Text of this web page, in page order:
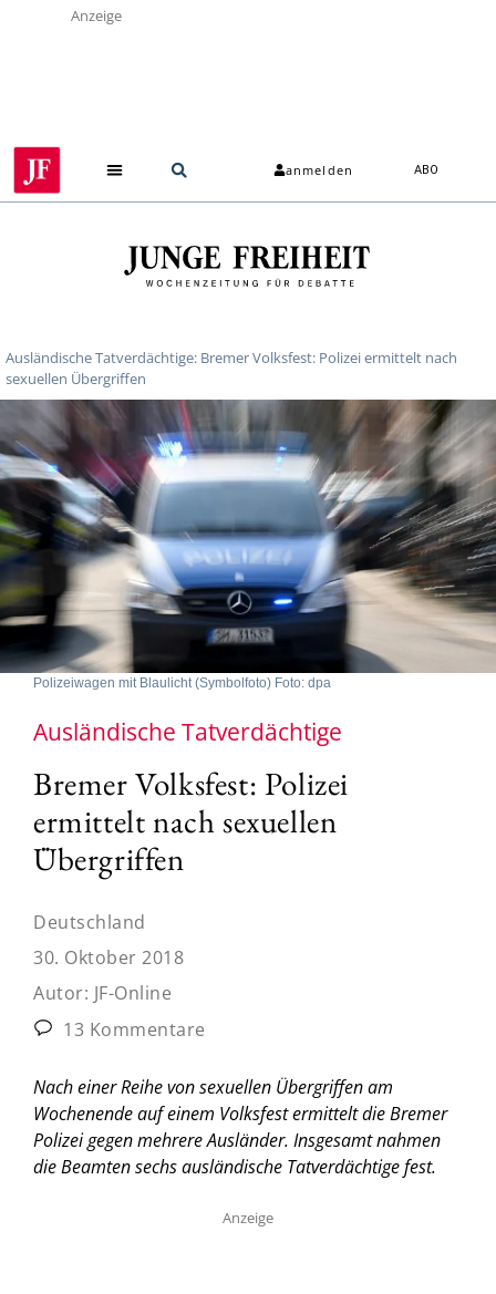
Anzeige
anmelden ABO
Ausländische Tatverdächtige: Bremer Volksfest: Polizei ermittelt nach
sexuellen Übergriffen
Polizeiwagen mit Blaulicht (Symbolfoto) Foto: dpa
Ausländische Tatverdächtige
Bremer Volksfest: Polizei
ermittelt nach sexuellen
Übergriffen
Deutschland
30. Oktober 2018
Autor: JF-Online
13 Kommentare
Nach einer Reihe von sexuellen Übergriffen am
Wochenende auf einem Volksfest ermittelt die Bremer
Polizei gegen mehrere Ausländer. Insgesamt nahmen
die Beamten sechs ausländische Tatverdächtige fest.
Anzeige